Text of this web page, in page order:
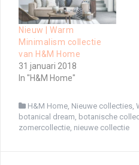
Nieuw | Warm
Minimalism collectie
van H&M Home
31 januari 2018
In "H&M Home"
H&M Home, Nieuwe collecties,
botanical dream, botanische
zomercollectie, nieuwe collectie